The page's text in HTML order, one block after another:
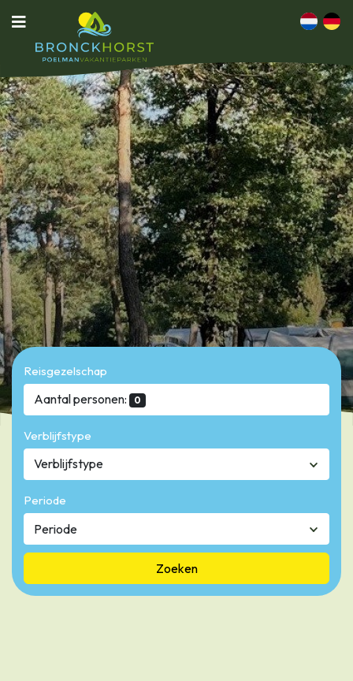
Verblijfstype
Verblijfstype
Periode
Reisgezelschap
Aantal personen: 0
Zoeken